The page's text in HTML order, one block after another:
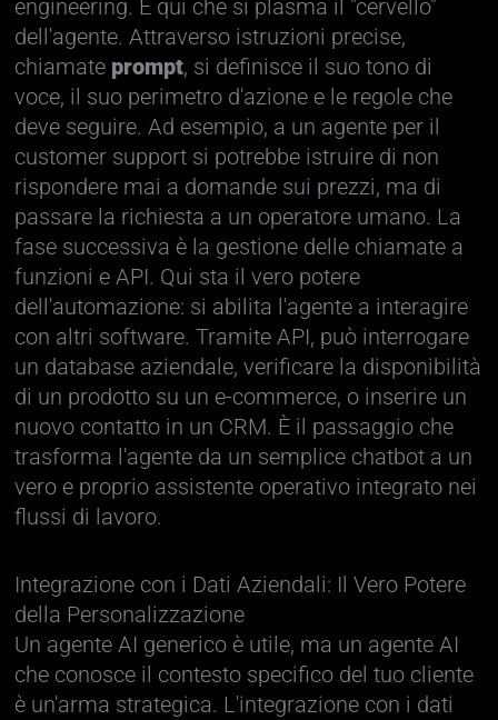
engineering. È qui che si plasma il "cervello"
dell'agente. Attraverso istruzioni precise,
chiamate prompt, si definisce il suo tono di
voce, il suo perimetro d'azione e le regole che
deve seguire. Ad esempio, a un agente per il
customer support si potrebbe istruire di non
rispondere mai a domande sui prezzi, ma di
passare la richiesta a un operatore umano. La
fase successiva è la gestione delle chiamate a
funzioni e API. Qui sta il vero potere
dell'automazione: si abilita l'agente a interagire
con altri software. Tramite API, può interrogare
un database aziendale, verificare la disponibilità
di un prodotto su un e-commerce, o inserire un
nuovo contatto in un CRM. È il passaggio che
trasforma l'agente da un semplice chatbot a un
vero e proprio assistente operativo integrato nei
flussi di lavoro.
Integrazione con i Dati Aziendali: Il Vero Potere
della Personalizzazione
Un agente AI generico è utile, ma un agente AI
che conosce il contesto specifico del tuo cliente
è un'arma strategica. L'integrazione con i dati